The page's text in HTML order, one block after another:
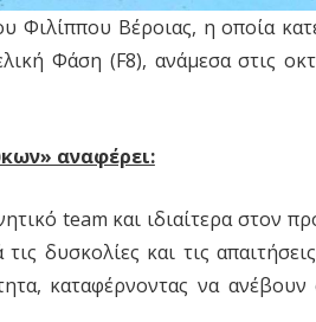
Φιλίππου Βέροιας, η οποία
Φάση (F8), ανάμεσα στις
αναφέρει:
team και ιδιαίτερα στον
δυσκολίες και τις
καταφέρνοντας να